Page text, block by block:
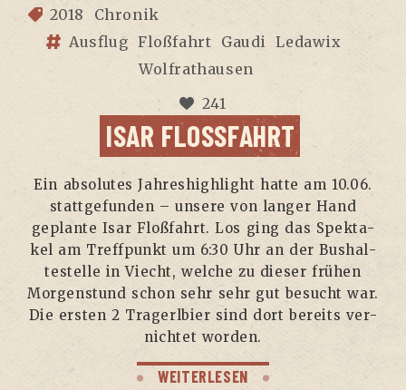
2018
Chronik
Ausflug Floßfahrt Gaudi Ledawix
Wolfrathausen
241
ISAR FLOSS­FAHRT
Ein abso­lu­tes Jah­res­high­light hat­te am 10.06.
statt­ge­fun­den – unse­re von lan­ger Hand
geplan­te Isar Floß­fahrt. Los ging das Spek­ta­
kel am Treff­punkt um 6:30 Uhr an der Bus­hal­
te­stel­le in Viecht, wel­che zu die­ser frü­hen
Mor­gen­stund schon sehr sehr gut besucht war.
Die ers­ten 2 Tra­gerl­bier sind dort bereits ver­
nich­tet worden.
WEITERLESEN